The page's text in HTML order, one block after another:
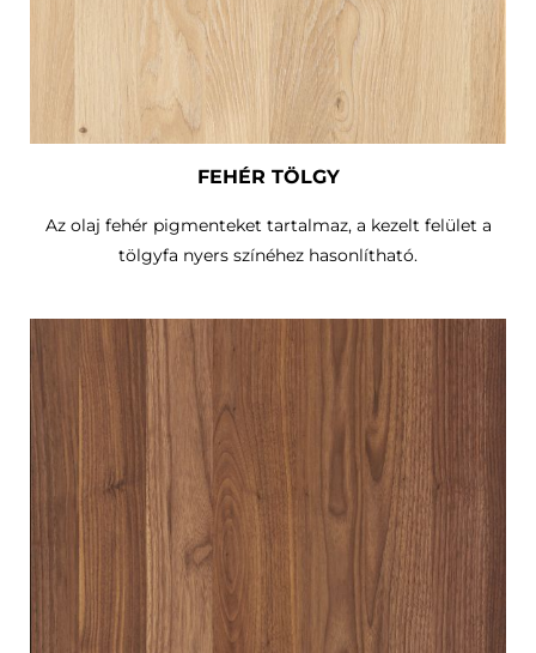
FEHÉR TÖLGY
Az olaj fehér pigmenteket tartalmaz, a kezelt felület a
tölgyfa nyers színéhez hasonlítható.